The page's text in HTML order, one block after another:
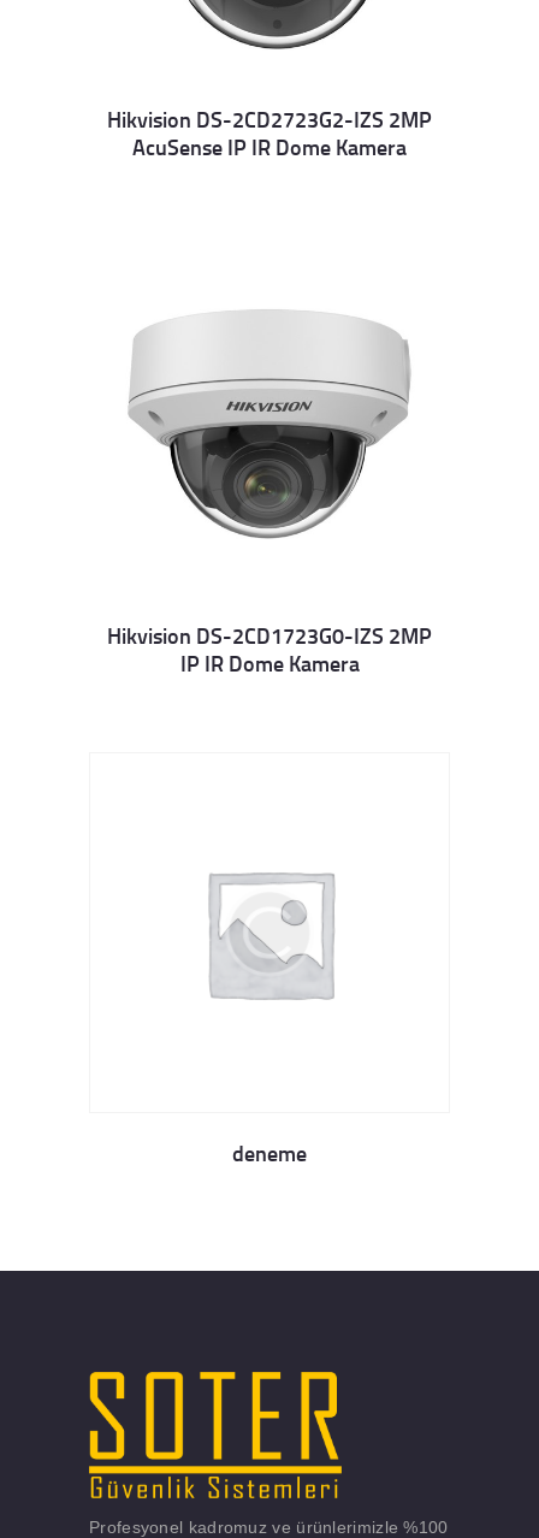
Details
Hikvision DS-2CD2723G2-IZS 2MP
AcuSense IP IR Dome Kamera
Details
Hikvision DS-2CD1723G0-IZS 2MP
IP IR Dome Kamera
deneme
Profesyonel kadromuz ve ürünlerimizle %100